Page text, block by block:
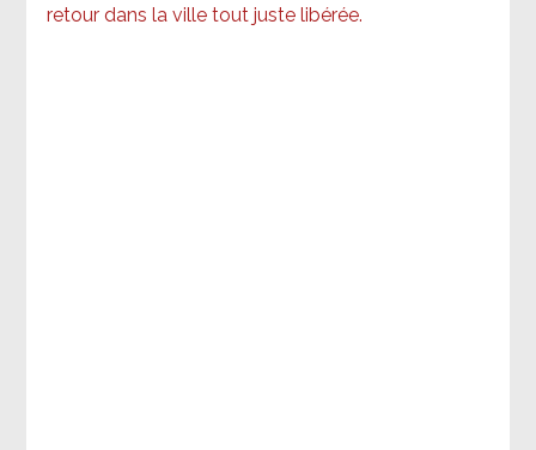
retour dans la ville tout juste libérée.